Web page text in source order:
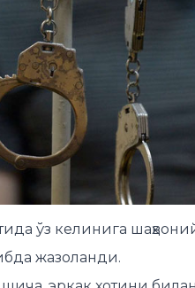
ўз келинига
жазоланди.
билан бир уйда
бўлган.